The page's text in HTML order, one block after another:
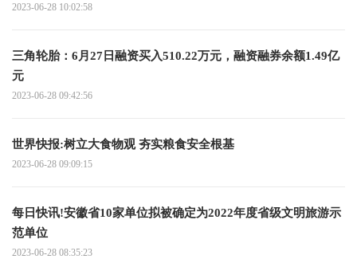
2023-06-28 10:02:58
三角轮胎：6月27日融资买入510.22万元，融资融券余额1.49亿
元
2023-06-28 09:42:56
世界快报:树立大食物观 夯实粮食安全根基
2023-06-28 09:09:15
每日快讯!安徽省10家单位拟被确定为2022年度省级文明旅游示
范单位
2023-06-28 08:35:23